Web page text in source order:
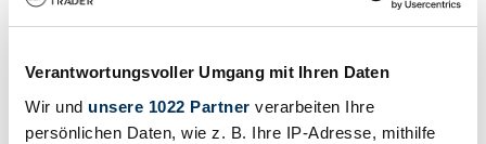
Verantwortungsvoller Umgang mit Ihren Daten
Wir und unsere 1022 Partner verarbeiten Ihre
persönlichen Daten, wie z. B. Ihre IP-Adresse, mithilfe